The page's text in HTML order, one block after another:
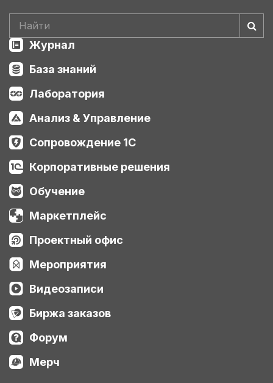
Журнал
База знаний
Лаборатория
Анализ & Управление
Сопровождение 1С
Корпоративные решения
Обучение
Маркетплейс
Проектный офис
Мероприятия
Видеозаписи
Биржа заказов
Форум
Мерч